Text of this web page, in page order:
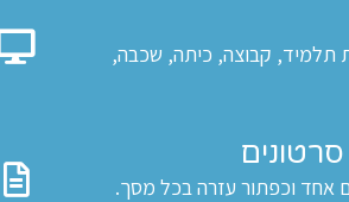
תלמיד, קבוצה, כיתה, שכבה,
אחד וכפתור עזרה בכל מסך.